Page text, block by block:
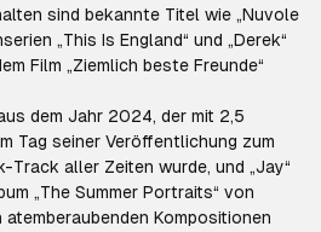
sind bekannte Titel wie „Nuvole
„This Is England“ und „Derek“
Film „Ziemlich beste Freunde“
dem Jahr 2024, der mit 2,5
Tag seiner Veröffentlichung zum
aller Zeiten wurde, und „Jay“
„The Summer Portraits“ von
Kompositionen